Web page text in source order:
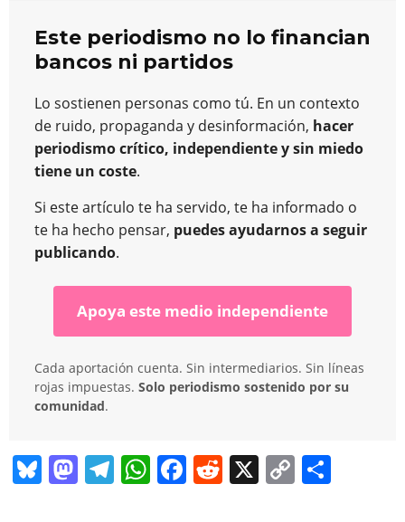
Este periodismo no lo financian
bancos ni partidos
Lo sostienen personas como tú. En un contexto
de ruido, propaganda y desinformación, hacer
periodismo crítico, independiente y sin miedo
tiene un coste.
Si este artículo te ha servido, te ha informado o
te ha hecho pensar, puedes ayudarnos a seguir
publicando.
Apoya este medio independiente
Cada aportación cuenta. Sin intermediarios. Sin líneas
rojas impuestas. Solo periodismo sostenido por su
comunidad.
Bl M T
W F
R
X
C